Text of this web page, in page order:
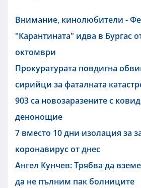
Внимание, кинолюбители -
"Карантината" идва в Бургас
октомври
Прокуратурата повдигна
сирийци за фаталната
903 са новозаразените с
денонощие
7 вместо 10 дни изолация за
коронавирус от днес
Ангел Кунчев: Трябва да
да не пълним пак болниците